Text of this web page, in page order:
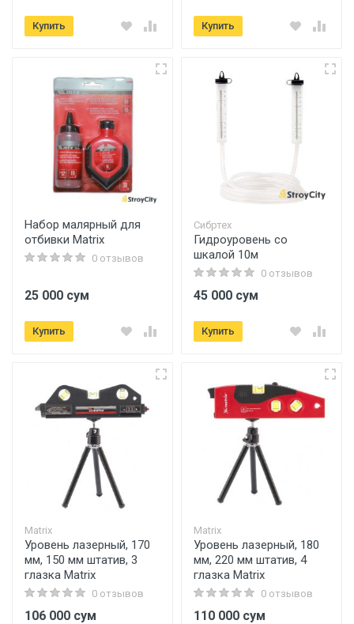
Купить Купить
Набор малярный для
отбивки Matrix
0 отзывов
25 000 сум
Купить
Сибртех
Гидроуровень со
шкалой 10м
0 отзывов
45 000 сум
Купить
Matrix
Уровень лазерный, 170
мм, 150 мм штатив, 3
глазка Matrix
0 отзывов
106 000 сум
Matrix
Уровень лазерный, 180
мм, 220 мм штатив, 4
глазка Matrix
0 отзывов
110 000 сум